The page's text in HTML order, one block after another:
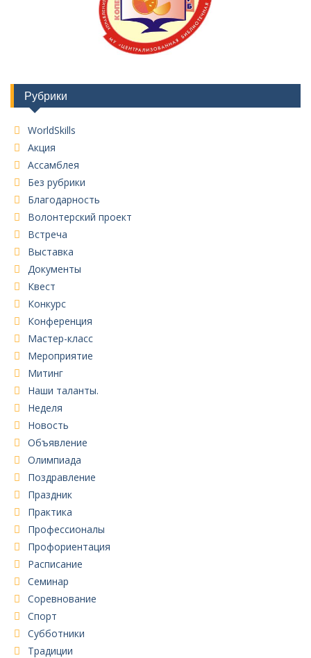
Рубрики
WorldSkills
Акция
Ассамблея
Без рубрики
Благодарность
Волонтерский проект
Встреча
Выставка
Документы
Квест
Конкурс
Конференция
Мастер-класс
Мероприятие
Митинг
Наши таланты.
Неделя
Новость
Объявление
Олимпиада
Поздравление
Праздник
Практика
Профессионалы
Профориентация
Расписание
Семинар
Соревнование
Спорт
Субботники
Традиции